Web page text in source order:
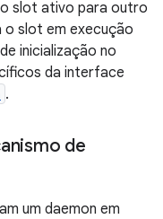
slot ativo para outro
o slot em execução
inicialização no
da interface
.
de
um daemon em